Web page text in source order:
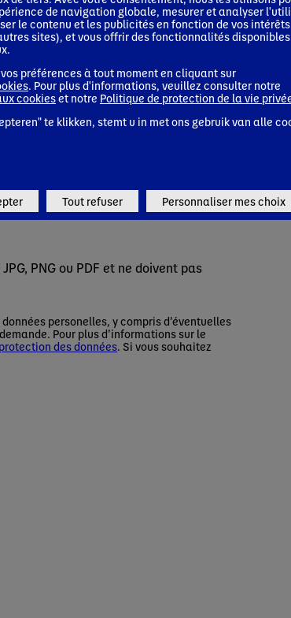
PNG ou PDF et ne doivent pas
personelles, y compris d’éventuelles
Pour plus d’informations sur le
des données. Si vous souhaitez
de navigation globale, mesurer et analyser
le contenu et les publicités en fonction de vos
sites), et vous offrir des fonctionnalités
préférences à tout moment en cliquant sur
. Pour plus d'informations, veuillez consulter notre
cookieset notre Politique de protection de la vie
te klikken, stemt u in met ons gebruik van alle
Tout refuser Personnaliser mes choix